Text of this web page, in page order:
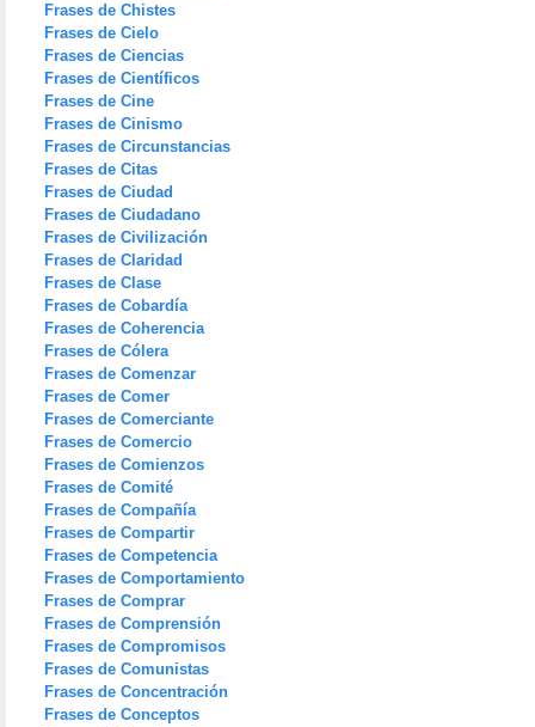
Frases de Chistes
Frases de Cielo
Frases de Ciencias
Frases de Científicos
Frases de Cine
Frases de Cinismo
Frases de Circunstancias
Frases de Citas
Frases de Ciudad
Frases de Ciudadano
Frases de Civilización
Frases de Claridad
Frases de Clase
Frases de Cobardía
Frases de Coherencia
Frases de Cólera
Frases de Comenzar
Frases de Comer
Frases de Comerciante
Frases de Comercio
Frases de Comienzos
Frases de Comité
Frases de Compañía
Frases de Compartir
Frases de Competencia
Frases de Comportamiento
Frases de Comprar
Frases de Comprensión
Frases de Compromisos
Frases de Comunistas
Frases de Concentración
Frases de Conceptos